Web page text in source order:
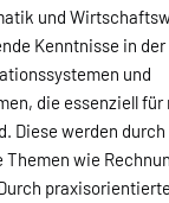
und
Kenntnisse in
und
die essenziell für
Diese werden durch
wie